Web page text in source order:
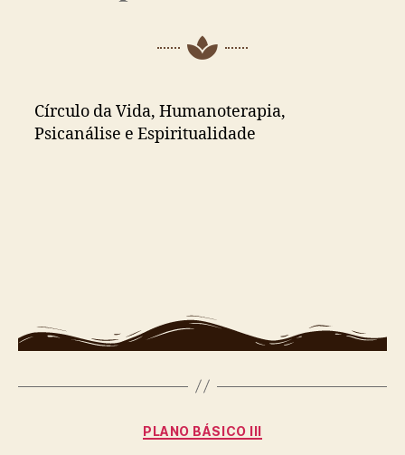
Círculo da Vida, Humanoterapia,
Psicanálise e Espiritualidade
PLANO BÁSICO III